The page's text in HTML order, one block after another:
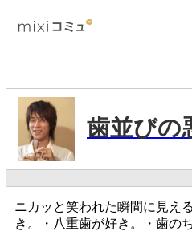
歯並びの
ニカッと笑われた瞬間に見え
き。・八重歯が好き。・歯の